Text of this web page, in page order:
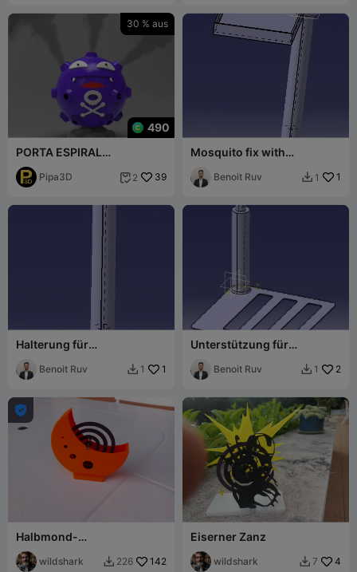
30 % aus
490
PORTA ESPIRAL
MOSQUITOS DE KOFFING -
INCIENSOS
Pipa3D  2 39
Mosquito fix with
Benoit Ruv  1 1
Halterung für
Kugel oben
Benoit Ruv  1 1
Unterstützung für
Benoit Ruv  1 2

Halbmond-
Moskitospulenhalter
wildshark  226 142
Eiserner Zanz
wildshark  7 4